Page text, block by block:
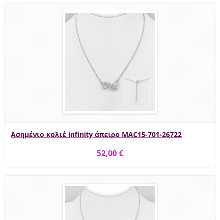
Ασημένιο κολιέ infinity άπειρο MAC15-701-26722
52,00 €